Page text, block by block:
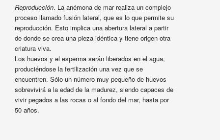
Reproducción. La anémona de mar realiza un complejo
proceso llamado fusión lateral, que es lo que permite su
reproducción. Esto implica una abertura lateral a partir
de donde se crea una pieza idéntica y tiene origen otra
criatura viva.
Los huevos y el esperma serán liberados en el agua,
produciéndose la fertilización una vez que se
encuentren. Sólo un número muy pequeño de huevos
sobrevivirá a la edad de la madurez, siendo capaces de
vivir pegados a las rocas o al fondo del mar, hasta por
50 años.